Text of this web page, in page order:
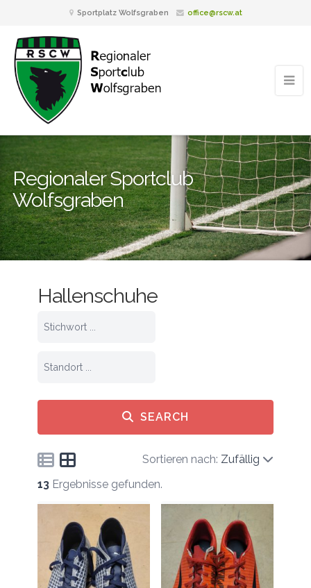
Sportplatz Wolfsgraben office@rscw.at
Regionaler Sportclub
Wolfsgraben
Hallenschuhe
SEARCH
Sortieren nach: Zufällig
13 Ergebnisse gefunden.